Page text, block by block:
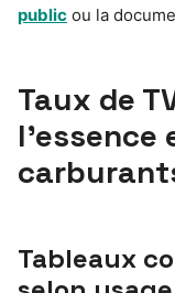
public ou la
Taux de
Tableaux